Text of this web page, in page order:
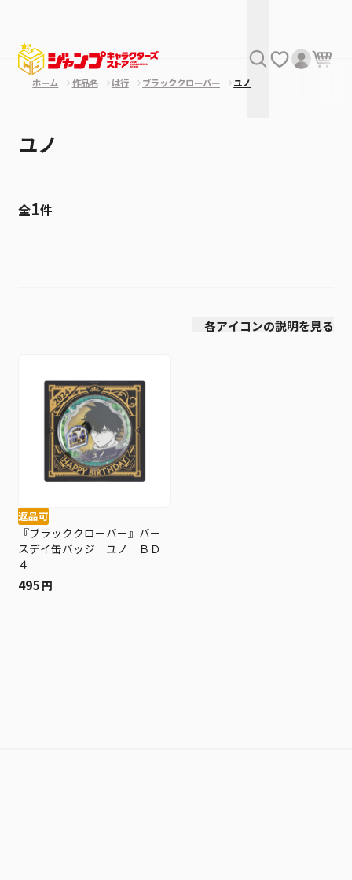
ホーム 作品名 は行 ブラッククローバー ユノ
ユノ
全1件
各アイコンの説明を見る
返品可
『ブラッククローバー』バー
スデイ缶バッジ ユノ ＢＤ
４
495 円